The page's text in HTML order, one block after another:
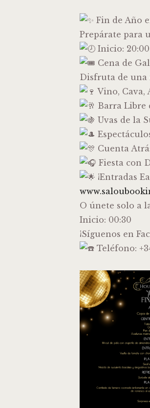
Fin de Año
Prepárate para
Inicio:
Cena de
Disfruta de una
Vino, Cava,
Barra Libre
Uvas de la
Cuenta
Fiesta con
¡Entradas
O únete solo a
Inicio: 00:30
¡Síguenos en
Teléfono: